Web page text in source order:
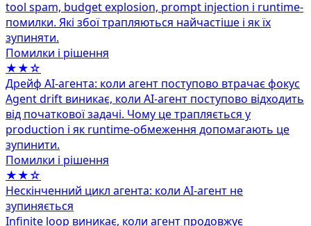
tool spam, budget explosion, prompt injection і runtime-
помилки. Які збої трапляються найчастіше і як їх
зупиняти.
Помилки і рішення
★★☆
Дрейф AI-агента: коли агент поступово втрачає фокус
Agent drift виникає, коли AI-агент поступово відходить
від початкової задачі. Чому це трапляється у
production і як runtime-обмеження допомагають це
зупинити.
Помилки і рішення
★★☆
Нескінченний цикл агента: коли AI-агент не
зупиняється
Infinite loop виникає, коли агент продовжує